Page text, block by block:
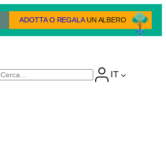
ADOTTA O REGALAUN ALBERO
Cerca IT